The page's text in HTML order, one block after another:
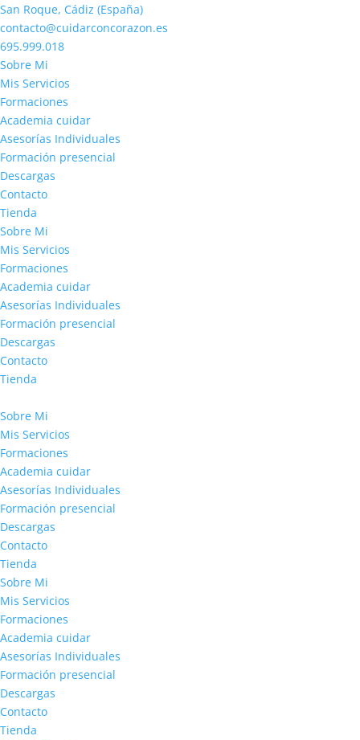
San Roque, Cádiz (España)
contacto@cuidarconcorazon.es
695.999.018
Sobre Mi
Mis Servicios
Formaciones
Academia cuidar
Asesorías Individuales
Formación presencial
Descargas
Contacto
Tienda
Sobre Mi
Mis Servicios
Formaciones
Academia cuidar
Asesorías Individuales
Formación presencial
Descargas
Contacto
Tienda
Sobre Mi
Mis Servicios
Formaciones
Academia cuidar
Asesorías Individuales
Formación presencial
Descargas
Contacto
Tienda
Sobre Mi
Mis Servicios
Formaciones
Academia cuidar
Asesorías Individuales
Formación presencial
Descargas
Contacto
Tienda